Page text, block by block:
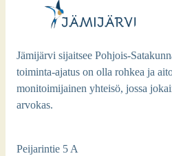
Jämijärvi sijaitsee Pohjois-
toiminta-ajatus on olla rohkea ja
monitoimijainen yhteisö, jossa
arvokas.
Peijarintie 5 A